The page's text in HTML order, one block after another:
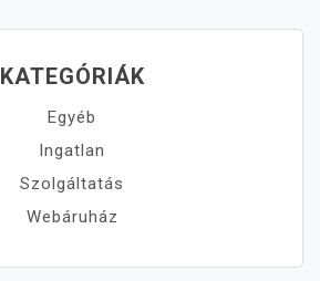
KATEGÓRIÁK
Egyéb
Ingatlan
Szolgáltatás
Webáruház